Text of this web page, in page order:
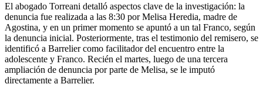
El abogado Torreani detalló aspectos clave de la investigación: la
denuncia fue realizada a las 8:30 por Melisa Heredia, madre de
Agostina, y en un primer momento se apuntó a un tal Franco, según
la denuncia inicial. Posteriormente, tras el testimonio del remisero, se
identificó a Barrelier como facilitador del encuentro entre la
adolescente y Franco. Recién el martes, luego de una tercera
ampliación de denuncia por parte de Melisa, se le imputó
directamente a Barrelier.